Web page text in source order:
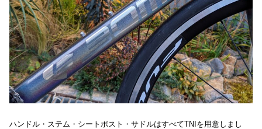
ハンドル・ステム・シートポスト・サドルはすべてTNIを用意しまし